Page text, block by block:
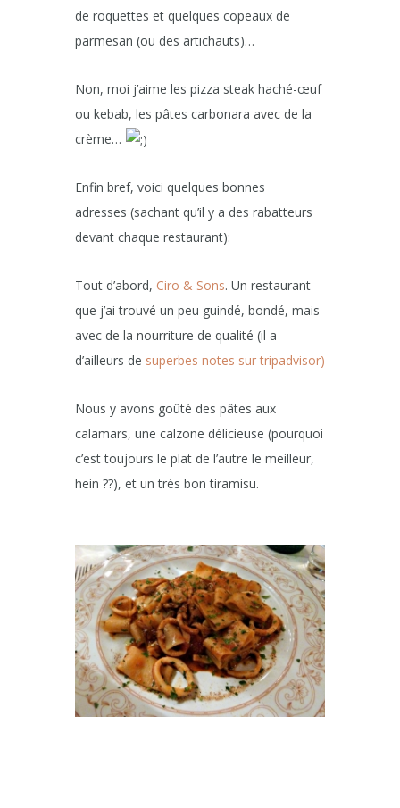
de roquettes et quelques copeaux de
parmesan (ou des artichauts)…
Non, moi j’aime les pizza steak haché-œuf
ou kebab, les pâtes carbonara avec de la
crème…
Enfin bref, voici quelques bonnes
adresses (sachant qu’il y a des rabatteurs
devant chaque restaurant):
Tout d’abord, Ciro & Sons. Un restaurant
que j’ai trouvé un peu guindé, bondé, mais
avec de la nourriture de qualité (il a
d’ailleurs de superbes notes sur tripadvisor)
Nous y avons goûté des pâtes aux
calamars, une calzone délicieuse (pourquoi
c’est toujours le plat de l’autre le meilleur,
hein ??), et un très bon tiramisu.